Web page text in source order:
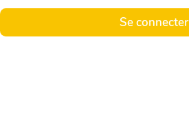
Se connecter